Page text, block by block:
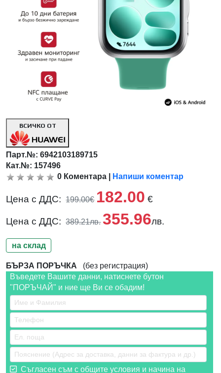
ВСИЧКО ОТ
Парт.№:6942103189715
Кат.№: 157496
0 Коментара Напиши коментар
Цена с ДДС: 199.00€ 182.00 €
Цена с ДДС: 389.21лв. 355.96лв.
на склад
БЪРЗА ПОРЪЧКА (без регистрация)
Въведете Вашите данни, натиснете бутон
"ПОРЪЧАЙ" и ние ще Ви се обадим!
Съгласен съм с общите условия и начина на